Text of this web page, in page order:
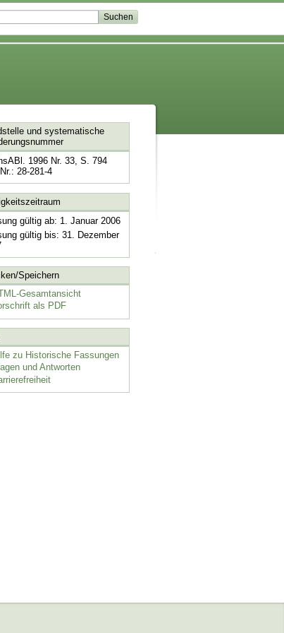
und systematische
1996 Nr. 33, S. 794
28-281-4
gültig ab: 1. Januar 2006
gültig bis: 31. Dezember
Speichern
Gesamtansicht
als PDF
zu Historische Fassungen
und Antworten